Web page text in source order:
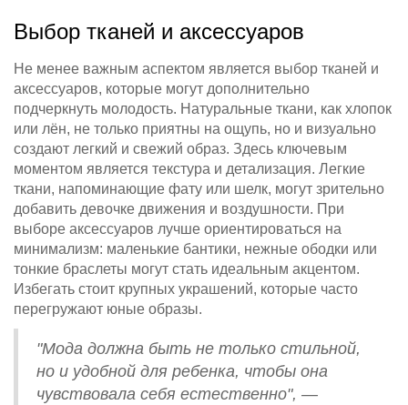
Выбор тканей и аксессуаров
Не менее важным аспектом является выбор тканей и
аксессуаров, которые могут дополнительно
подчеркнуть молодость. Натуральные ткани, как хлопок
или лён, не только приятны на ощупь, но и визуально
создают легкий и свежий образ. Здесь ключевым
моментом является текстура и детализация. Легкие
ткани, напоминающие фату или шелк, могут зрительно
добавить девочке движения и воздушности. При
выборе аксессуаров лучше ориентироваться на
минимализм: маленькие бантики, нежные ободки или
тонкие браслеты могут стать идеальным акцентом.
Избегать стоит крупных украшений, которые часто
перегружают юные образы.
"Мода должна быть не только стильной,
но и удобной для ребенка, чтобы она
чувствовала себя естественно", —